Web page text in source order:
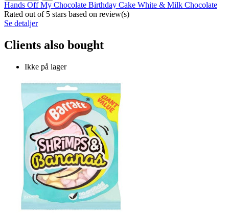
Hands Off My Chocolate Birthday Cake White & Milk Chocolate
Rated out of 5 stars based on review(s)
Se detaljer
Clients also bought
Ikke på lager